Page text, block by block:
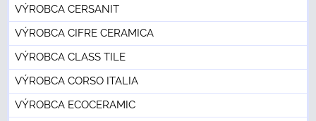
VÝROBCA CERSANIT
VÝROBCA CIFRE CERAMICA
VÝROBCA CLASS TILE
VÝROBCA CORSO ITALIA
VÝROBCA ECOCERAMIC